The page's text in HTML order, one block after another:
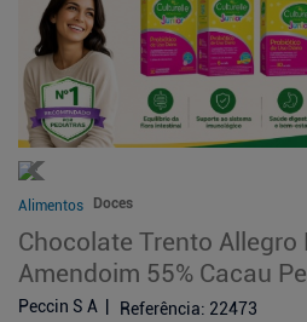
Alimentos Doces
Chocolate Trento Allegro
Amendoim 55% Cacau
Peccin S A Referência: 22473
5º desodorante
10º